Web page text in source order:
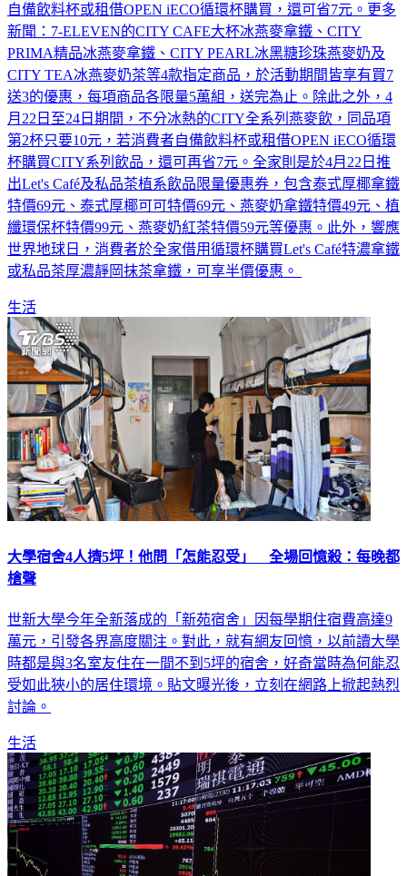
自備飲料杯或租借OPEN iECO循環杯購買，還可省7元。更多
新聞：7-ELEVEN的CITY CAFE大杯冰燕麥拿鐵、CITY
PRIMA精品冰燕麥拿鐵、CITY PEARL冰黑糖珍珠燕麥奶及
CITY TEA冰燕麥奶茶等4款指定商品，於活動期間皆享有買7
送3的優惠，每項商品各限量5萬組，送完為止。除此之外，4
月22日至24日期間，不分冰熱的CITY全系列燕麥飲，同品項
第2杯只要10元，若消費者自備飲料杯或租借OPEN iECO循環
杯購買CITY系列飲品，還可再省7元。全家則是於4月22日推
出Let's Café及私品茶植系飲品限量優惠券，包含泰式厚椰拿鐵
特價69元、泰式厚椰可可特價69元、燕麥奶拿鐵特價49元、植
纖環保杯特價99元、燕麥奶紅茶特價59元等優惠。此外，響應
世界地球日，消費者於全家借用循環杯購買Let's Café特濃拿鐵
或私品茶厚濃靜岡抹茶拿鐵，可享半價優惠。
生活
大學宿舍4人擠5坪！他問「怎能忍受」 全場回憶殺：每晚都
槍聲
世新大學今年全新落成的「新苑宿舍」因每學期住宿費高達9
萬元，引發各界高度關注。對此，就有網友回憶，以前讀大學
時都是與3名室友住在一間不到5坪的宿舍，好奇當時為何能忍
受如此狹小的居住環境。貼文曝光後，立刻在網路上掀起熱烈
討論。
生活